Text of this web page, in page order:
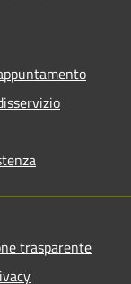
trasparente